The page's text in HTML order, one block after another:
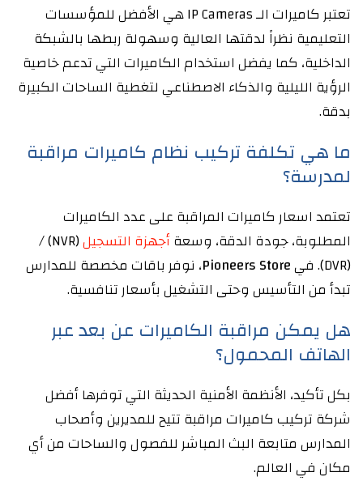
تعتبر كاميرات الـ IP Cameras هي الأفضل للمؤسسات
التعليمية نظراً لدقتها العالية وسهولة ربطها بالشبكة
الداخلية، كما يفضل استخدام الكاميرات التي تدعم خاصية
الرؤية الليلية والذكاء الاصطناعي لتغطية الساحات الكبيرة
بدقة.
ما هي تكلفة تركيب نظام كاميرات مراقبة
لمدرسة؟
تعتمد اسعار كاميرات المراقبة على عدد الكاميرات
المطلوبة، جودة الدقة، وسعةأجهزة التسجيل
(NVR) /
(DVR). في
، نوفر باقات مخصصة للمدارس
تبدأ من التأسيس وحتى التشغيل بأسعار تنافسية.
هل يمكن مراقبة الكاميرات عن بعد عبر
الهاتف المحمول؟
بكل تأكيد، الأنظمة الأمنية الحديثة التي توفرها أفضل
شركة تركيب كاميرات مراقبة تتيح للمديرين وأصحاب
المدارس متابعة البث المباشر للفصول والساحات من أي
مكان في العالم.